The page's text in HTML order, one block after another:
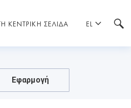
ΚΕΝΤΡΙΚΗ ΣΕΛΙΔΑ EL
Εφαρμογή